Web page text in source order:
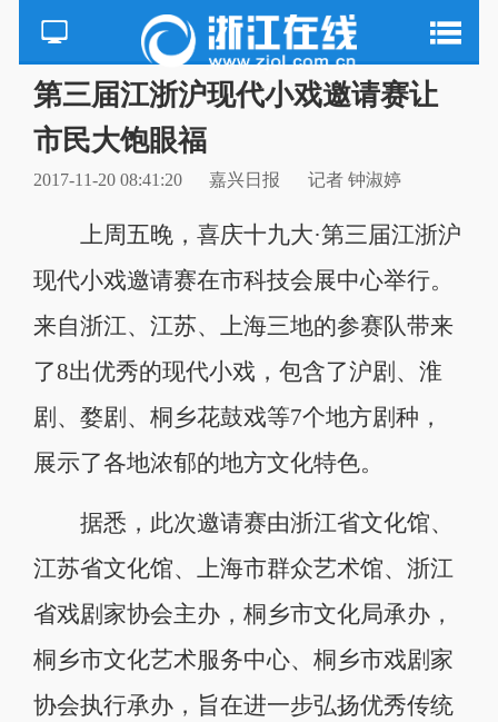
第三届江浙沪现代小戏邀请赛让
市民大饱眼福
2017-11-20 08:41:20 嘉兴日报 记者 钟淑婷
上周五晚，喜庆十九大·第三届江浙沪
现代小戏邀请赛在市科技会展中心举行。
来自浙江、江苏、上海三地的参赛队带来
了8出优秀的现代小戏，包含了沪剧、淮
剧、婺剧、桐乡花鼓戏等7个地方剧种，
展示了各地浓郁的地方文化特色。
据悉，此次邀请赛由浙江省文化馆、
江苏省文化馆、上海市群众艺术馆、浙江
省戏剧家协会主办，桐乡市文化局承办，
桐乡市文化艺术服务中心、桐乡市戏剧家
协会执行承办，旨在进一步弘扬优秀传统